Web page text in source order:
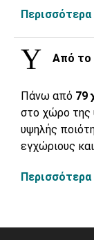
Περισσότερα
Από το
Πάνω από 79
στο χώρο της
υψηλής
εγχώριους
Περισσότερα